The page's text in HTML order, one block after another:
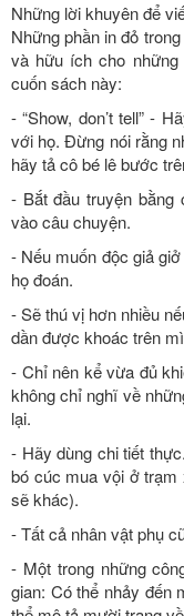
Những lời khuyên để
Những phần in đỏ
và hữu ích cho
cuốn sách này:
- “Show, don’t tell” -
với họ. Đừng nói rằng
hãy tả cô bé lê bước
- Bắt đầu truyện bằng
vào câu chuyện.
- Nếu muốn độc giả
họ đoán.
- Sẽ thú vị hơn nhiều
dần được khoác trên
- Chỉ nên kể vừa đủ
không chỉ nghĩ về
lại.
- Hãy dùng chi tiết
bó cúc mua vội ở trạm
sẽ khác).
- Tất cả nhân vật phụ
- Một trong những
gian: Có thể nhảy đến